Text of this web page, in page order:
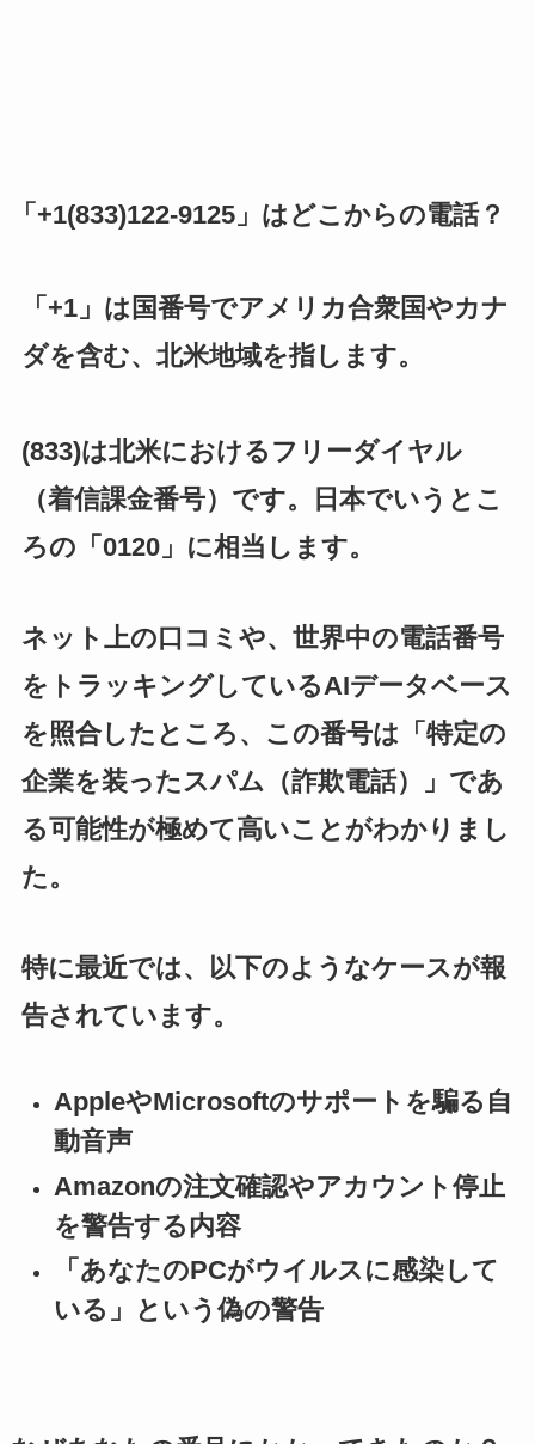
「+1(833)122-9125」はどこからの電話？
「+1」は国番号でアメリカ合衆国やカナ
ダを含む、北米地域を指します。
(833)は北米におけるフリーダイヤル
（着信課金番号）です。日本でいうとこ
ろの「0120」に相当します。
ネット上の口コミや、世界中の電話番号
をトラッキングしているAIデータベース
を照合したところ、この番号は「特定の
企業を装ったスパム（詐欺電話）」であ
る可能性が極めて高いことがわかりまし
た。
特に最近では、以下のようなケースが報
告されています。
AppleやMicrosoftのサポートを騙る自
動音声
Amazonの注文確認やアカウント停止
を警告する内容
「あなたのPCがウイルスに感染して
いる」という偽の警告